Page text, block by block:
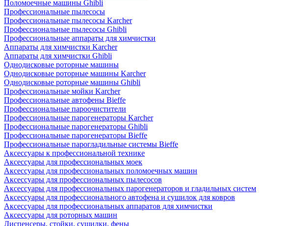
Поломоечные машины Ghibli
Профессиональные пылесосы
Профессиональные пылесосы Karcher
Профессиональные пылесосы Ghibli
Профессиональные аппараты для химчистки
Аппараты для химчистки Karcher
Аппараты для химчистки Ghibli
Однодисковые роторные машины
Однодисковые роторные машины Karcher
Однодисковые роторные машины Ghibli
Профессиональные мойки Karcher
Профессиональные автофены Bieffe
Профессиональные пароочистители
Профессиональные парогенераторы Karcher
Профессиональные парогенераторы Ghibli
Профессиональные парогенераторы Bieffe
Профессиональные парогладильные системы Bieffe
Аксессуары к профессиональной технике
Аксессуары для профессиональных моек
Аксессуары для профессиональных поломоечных машин
Аксессуары для профессиональных пылесосов
Аксессуары для профессиональных парогенераторов и гладильных систем
Аксессуары для профессионального автофена и сушилок для ковров
Аксессуары для профессиональных аппаратов для химчистки
Аксессуары для роторных машин
Диспенсеры, стойки, сушилки, фены